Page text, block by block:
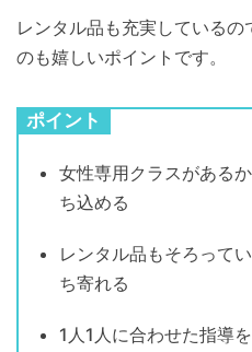
レンタル品も充実している
のも嬉しいポイントです。
ポイント
女性専用クラスがある
ち込める
レンタル品もそろって
ち寄れる
1人1人に合わせた指導